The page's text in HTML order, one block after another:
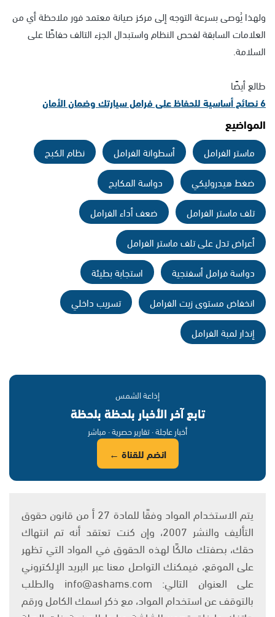
ولهذا يُوصى بسرعة التوجه إلى مركز صيانة معتمد فور ملاحظة أي من
العلامات السابقة لفحص النظام واستبدال الجزء التالف حفاظًا على
السلامة.
طالع أيضًا
6 نصائح أساسية للحفاظ على فرامل سيارتك وضمان الأمان
المواضيع
ماستر الفرامل أسطوانة الفرامل
نظام الكبح
ضغط هيدروليكي
دواسة المكابح
تلف ماستر الفرامل
ضعف أداء الفرامل
أعراض تدل على تلف ماستر الفرامل
دواسة فرامل أسفنجية
استجابة بطيئة
انخفاض مستوى زيت الفرامل
تسريب داخلي
إنذار لمبة الفرامل
إذاعة الشمس
تابع آخر الأخبار بلحظة بلحظة
أخبار عاجلة · تقارير حصرية · مباشر
انضم للقناة ←
يتم الاستخدام المواد وفقًا للمادة 27 أ من قانون حقوق
التأليف والنشر 2007، وإن كنت تعتقد أنه تم انتهاك
حقك، بصفتك مالكًا لهذه الحقوق في المواد التي تظهر
على الموقع، فيمكنك التواصل معنا عبر البريد الإلكتروني
على العنوان التالي: info@ashams.com والطلب
بالتوقف عن استخدام المواد، مع ذكر اسمك الكامل ورقم